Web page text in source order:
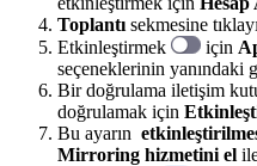
Toplantı sekmesine
Etkinleştirmek
için
seçeneklerinin yanındaki
Bir doğrulama iletişim
doğrulamak için
Bu ayarın
Mirroring hizmetini el